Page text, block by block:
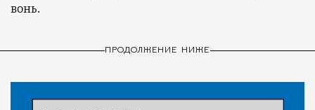
вонь.
ПРОДОЛЖЕНИЕ НИЖЕ